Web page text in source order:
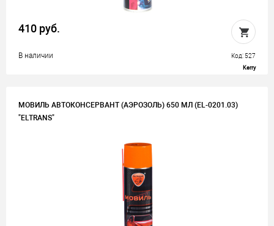
410 руб.
В наличии Код: 527
Kerry
МОВИЛЬ АВТОКОНСЕРВАНТ (АЭРОЗОЛЬ) 650 МЛ (EL-0201.03)
"ELTRANS"